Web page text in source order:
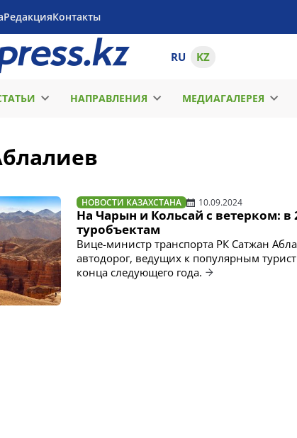
РедакцияКонтакты
RU KZ
НАПРАВЛЕНИЯ МЕДИАГАЛЕРЕЯ
НОВОСТИ КАЗАХСТАНА 10.09.2024
На Чарын и Кольсай с ветерком:
туробъектам
Вице-министр транспорта РК Сатжан
автодорог, ведущих к популярным
конца следующего года.